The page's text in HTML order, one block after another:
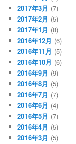
2017年3月 (7)
2017年2月 (5)
2017年1月 (8)
2016年12月 (6)
2016年11月 (5)
2016年10月 (6)
2016年9月 (9)
2016年8月 (5)
2016年7月 (7)
2016年6月 (4)
2016年5月 (7)
2016年4月 (5)
2016年3月 (5)